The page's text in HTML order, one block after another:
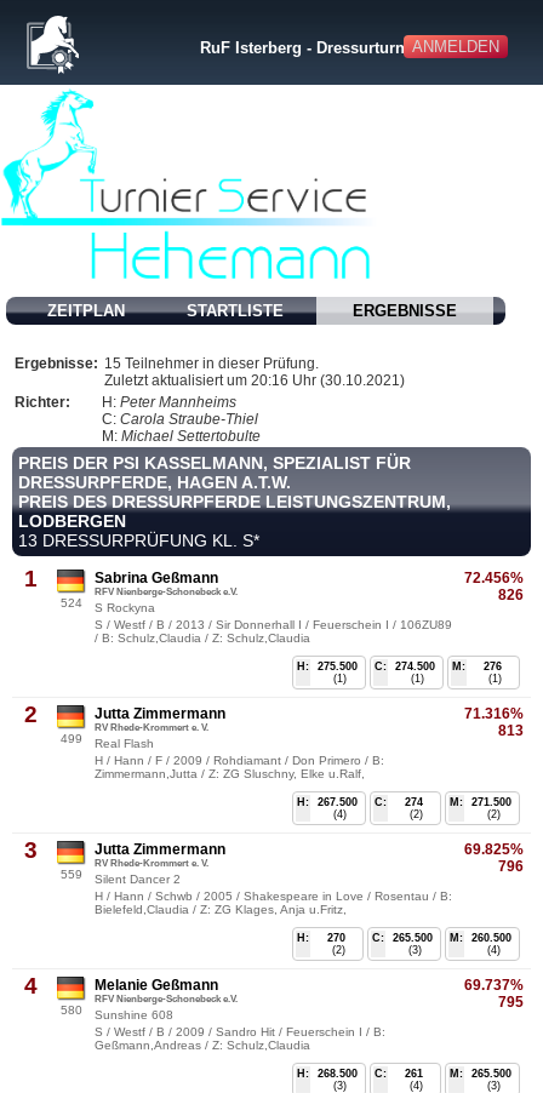
ANMELDEN
RuF Isterberg - Dressurturnier
ZEITPLAN STARTLISTE ERGEBNISSE
Ergebnisse: 15 Teilnehmer in dieser Prüfung.
Zuletzt aktualisiert um 20:16 Uhr (30.10.2021)
Richter:
H: Peter Mannheims
C: Carola Straube-Thiel
M: Michael Settertobulte
PREIS DER PSI KASSELMANN, SPEZIALIST FÜR
DRESSURPFERDE, HAGEN A.T.W.
PREIS DES DRESSURPFERDE LEISTUNGSZENTRUM,
LODBERGEN
13 DRESSURPRÜFUNG KL. S*
1
524
72.456%
826
Sabrina Geßmann
RFV Nienberge-Schonebeck e.V.
S Rockyna
S / Westf / B / 2013 / Sir Donnerhall I / Feuerschein I / 106ZU89
/ B: Schulz,Claudia / Z: Schulz,Claudia
M:
276
(1)
C:
274.500
(1)
H:
275.500
(1)
2
499
71.316%
813
Jutta Zimmermann
RV Rhede-Krommert e. V.
Real Flash
H / Hann / F / 2009 / Rohdiamant / Don Primero / B:
Zimmermann,Jutta / Z: ZG Sluschny, Elke u.Ralf,
M:
271.500
(2)
C:
274
(2)
H:
267.500
(4)
3
559
69.825%
796
Jutta Zimmermann
RV Rhede-Krommert e. V.
Silent Dancer 2
H / Hann / Schwb / 2005 / Shakespeare in Love / Rosentau / B:
Bielefeld,Claudia / Z: ZG Klages, Anja u.Fritz,
M:
260.500
(4)
C:
265.500
(3)
H:
270
(2)
4
580
69.737%
795
Melanie Geßmann
RFV Nienberge-Schonebeck e.V.
Sunshine 608
S / Westf / B / 2009 / Sandro Hit / Feuerschein I / B:
Geßmann,Andreas / Z: Schulz,Claudia
M:
265.500
(3)
C:
261
(4)
H:
268.500
(3)